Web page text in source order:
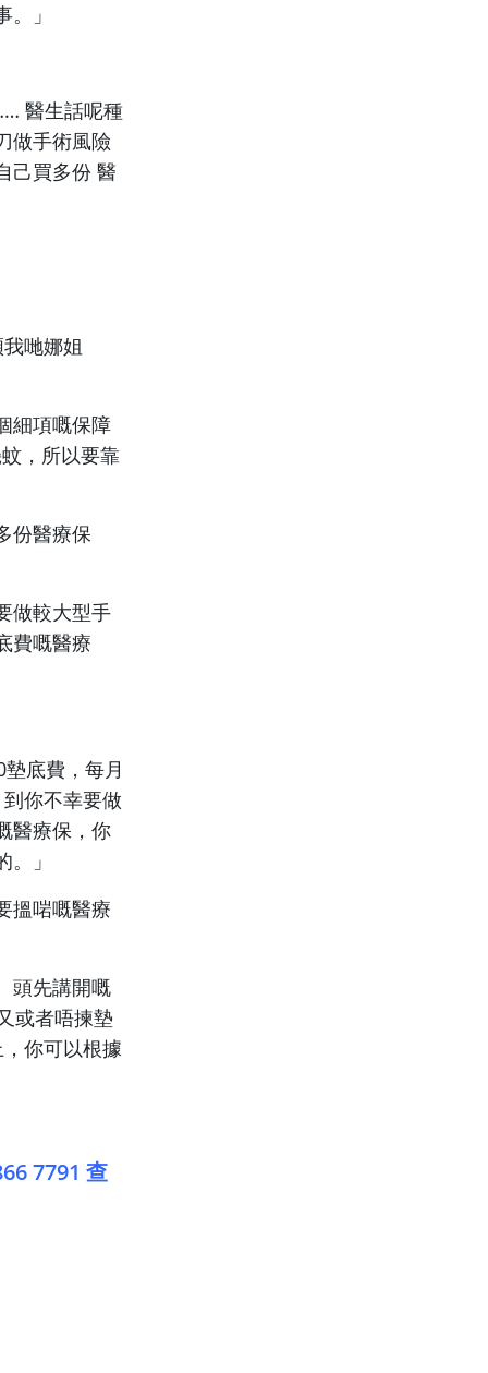
。」
醫生話呢種
做手術風險
己買多份 醫
哋娜姐
細項嘅保障
， 所以要靠
份醫療保
做較大型手
費嘅醫療
底費，每月
你不幸要做
醫療保，你
」
搵啱嘅醫療
頭先講開嘅
或者唔揀墊
你可以根據
7791 查